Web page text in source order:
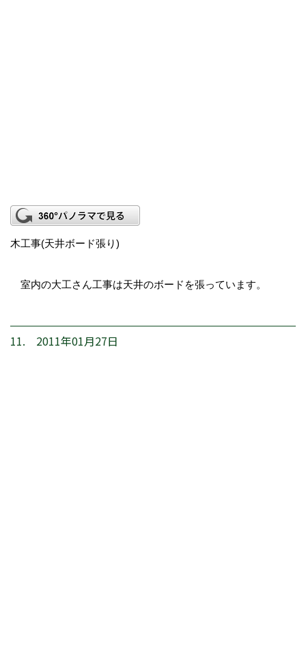
木工事(天井ボード張り)
室内の大工さん工事は天井のボードを張っています。
11. 2011年01月27日